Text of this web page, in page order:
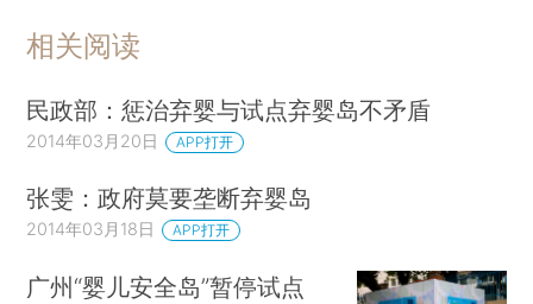
相关阅读
民政部：惩治弃婴与试点弃婴岛不矛盾
2014年03月20日 APP打开
张雯：政府莫要垄断弃婴岛
2014年03月18日 APP打开
广州“婴儿安全岛”暂停试点